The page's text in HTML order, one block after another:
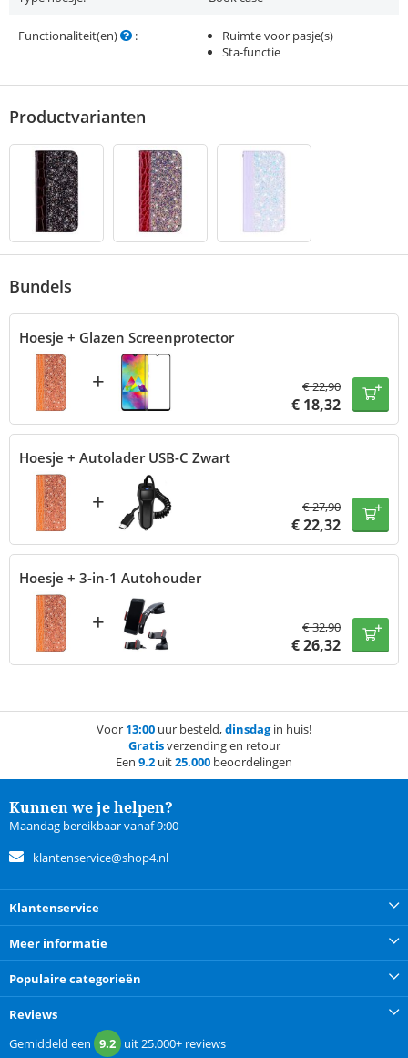
Functionaliteit(en) :
Ruimte voor pasje(s)
Sta-functie
Productvarianten
Bundels
Hoesje + Glazen Screenprotector
+ €22,90
€ 18,32
Hoesje + Autolader USB-C Zwart
+ €27,90
€22,32
Hoesje + 3-in-1 Autohouder
+ €32,90
€26,32
Voor 13:00 uur besteld,dinsdagin huis!
Gratisverzending en retour
Een 9.2 uit25.000 beoordelingen
Kunnen we je helpen?
Maandag bereikbaar vanaf 9:00
klantenservice@shop4.nl
Klantenservice
Meer informatie
Populaire categorieën
Reviews
Gemiddeld een 9.2 uit25.000+ reviews